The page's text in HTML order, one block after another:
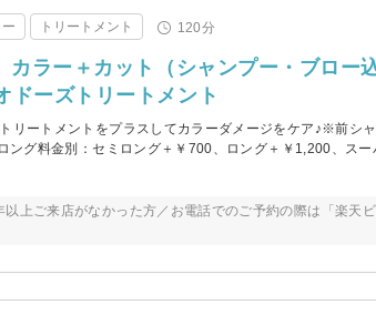
トリートメント 120分
カラー＋カット（シャンプー・ブロー
ドーズトリートメント
リートメントをプラスしてカラーダメージをケア♪※前シ
ング料金別：セミロング＋￥700、ロング＋￥1,200、スー
上ご来店がなかった方／お電話でのご予約の際は「楽天